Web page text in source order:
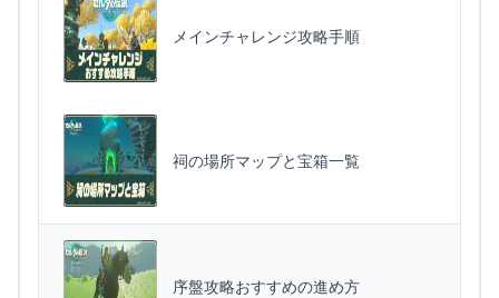
メインチャレンジ攻略手順
祠の場所マップと宝箱一覧
序盤攻略おすすめの進め方